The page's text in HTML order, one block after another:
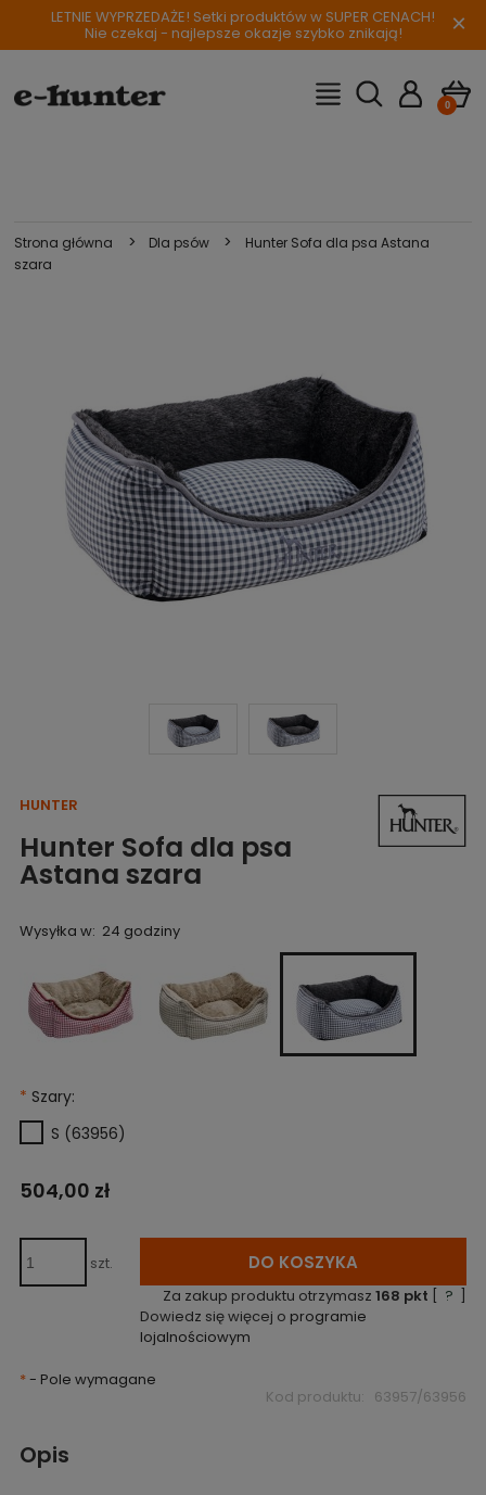
LETNIE WYPRZEDAŻE! Setki produktów w SUPER CENACH!
Nie czekaj - najlepsze okazje szybko znikają! ×
Strona główna > Dla psów >
Hunter Sofa dla psa Astana
szara
HUNTER
Hunter Sofa dla psa
Astana szara
Wysyłka w: 24 godziny
* Szary:
S (63956)
504,00 zł
szt. DO KOSZYKA
Za zakup produktu otrzymasz168 pkt [ ? ]
Dowiedz się więcej o programie
lojalnościowym
*- Pole wymagane
Kod produktu: 63957/63956
Opis